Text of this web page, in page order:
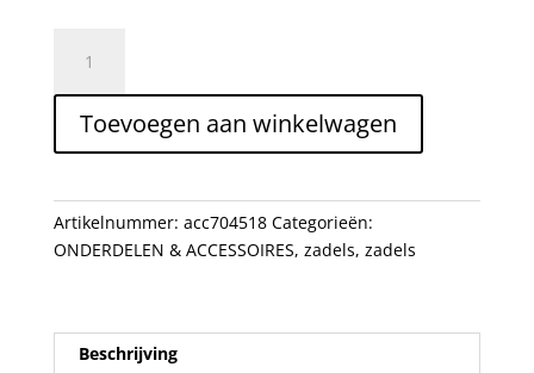
2017
MANTRA
RACING
OPEN
ZW
aantal
Toevoegen aan winkelwagen
Artikelnummer: acc704518 Categorieën:
ONDERDELEN & ACCESSOIRES, zadels, zadels
Beschrijving